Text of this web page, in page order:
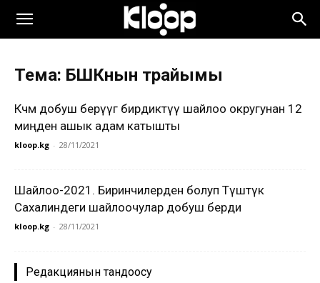
Тема: БШКнын төрайымы
Көчмө добуш берүүгө бирдиктүү шайлоо округунан 12
миңден ашык адам катышты
kloop.kg - 28/11/2021
Шайлоо-2021. Биринчилерден болуп Түштүк
Сахалиндеги шайлоочулар добуш берди
kloop.kg - 28/11/2021
Редакциянын тандоосу